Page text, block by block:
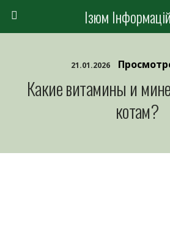
Ізюм
21.01.2026
Какие витамины и
котам?